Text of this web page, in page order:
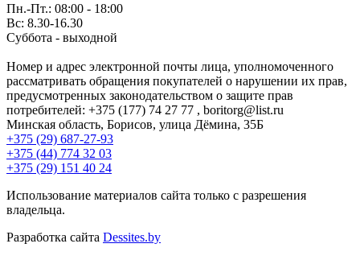
Пн.-Пт.: 08:00 - 18:00
Вс: 8.30-16.30
Суббота - выходной
Номер и адрес электронной почты лица, уполномоченного
рассматривать обращения покупателей о нарушении их прав,
предусмотренных законодательством о защите прав
потребителей: +375 (177) 74 27 77 , boritorg@list.ru
Минская область, Борисов, улица Дёмина, 35Б
+375 (29) 687-27-93
+375 (44) 774 32 03
+375 (29) 151 40 24
Использование материалов сайта только с разрешения
владельца.
Разработка сайта Dessites.by